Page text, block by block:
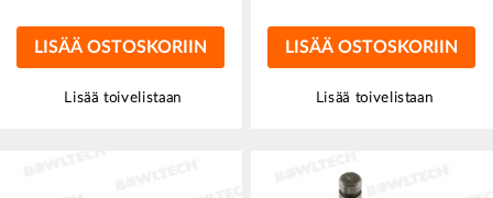
LISÄÄ OSTOSKORIIN
Lisää toivelistaan
LISÄÄ OSTOSKORIIN
Lisää toivelistaan